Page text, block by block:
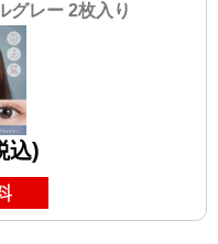
グレー 2枚入り
込)